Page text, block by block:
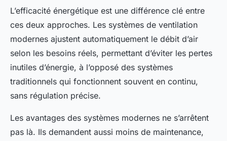
L’efficacité énergétique est une différence clé entre
ces deux approches. Les systèmes de ventilation
modernes ajustent automatiquement le débit d’air
selon les besoins réels, permettant d’éviter les pertes
inutiles d’énergie, à l’opposé des systèmes
traditionnels qui fonctionnent souvent en continu,
sans régulation précise.
Les avantages des systèmes modernes ne s’arrêtent
pas là. Ils demandent aussi moins de maintenance,